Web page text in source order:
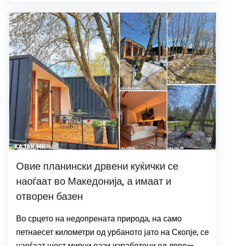
Овие планински дрвени куќички се
наоѓаат во Македонија, а имаат и
отворен базен
Во срцето на недопрената природа, на само
петнаесет километри од урбаното јато на Скопје, се